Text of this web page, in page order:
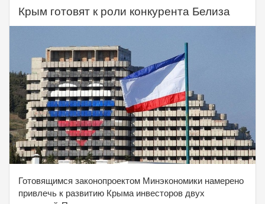
Крым готовят к роли конкурента Белиза
Готовящимся законопроектом Минэкономики намерено
привлечь к развитию Крыма инвесторов двух